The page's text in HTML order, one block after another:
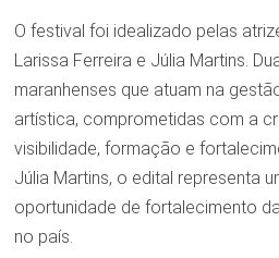
O festival foi idealizado pelas
Larissa Ferreira e Júlia Martins.
maranhenses que atuam na
artística, comprometidas com a
visibilidade, formação e
Júlia Martins, o edital representa
oportunidade de fortalecimento
no país.